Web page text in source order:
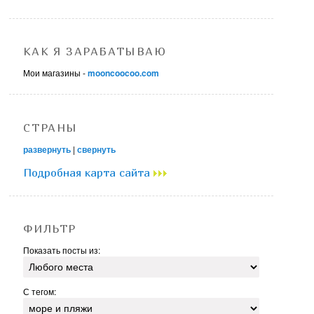
КАК Я ЗАРАБАТЫВАЮ
Мои магазины -mooncoocoo.com
СТРАНЫ
развернуть |свернуть
Подробная карта сайта
ФИЛЬТР
Показать посты из:
С тегом: